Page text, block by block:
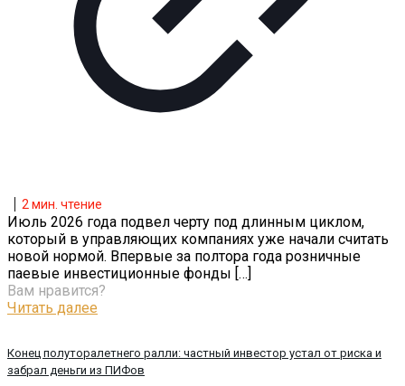
Конец полуторалетнего ралли: частный инвестор устал от риска и
забрал деньги из ПИФов
2мин. чтение
Июль 2026 года подвел черту под длинным циклом,
который в управляющих компаниях уже начали считать
новой нормой. Впервые за полтора года розничные
паевые инвестиционные фонды […]
Вам нравится?
Читать далее